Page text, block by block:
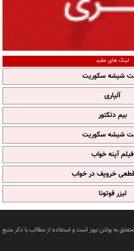
لینک های مفید
شیشه سکوریت
آلپاری
بیم دتکتور
شیشه سکوریت
فیلم آپنه خواب
خروپف در خواب
لیزر فوتونا
به بولتن نیوز است و استفاده از مطالب با ذکر منبع